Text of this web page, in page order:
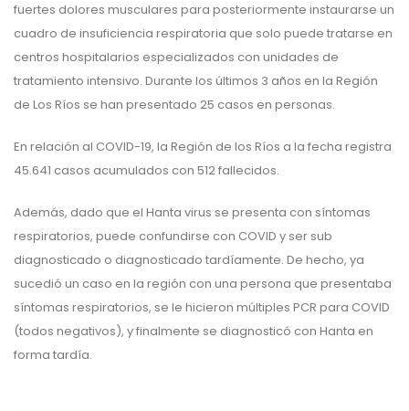
fuertes dolores musculares para posteriormente instaurarse un
cuadro de insuficiencia respiratoria que solo puede tratarse en
centros hospitalarios especializados con unidades de
tratamiento intensivo. Durante los últimos 3 años en la Región
de Los Ríos se han presentado 25 casos en personas.
En relación al COVID-19, la Región de los Ríos a la fecha registra
45.641 casos acumulados con 512 fallecidos.
Además, dado que el Hanta virus se presenta con síntomas
respiratorios, puede confundirse con COVID y ser sub
diagnosticado o diagnosticado tardíamente. De hecho, ya
sucedió un caso en la región con una persona que presentaba
síntomas respiratorios, se le hicieron múltiples PCR para COVID
(todos negativos), y finalmente se diagnosticó con Hanta en
forma tardía.